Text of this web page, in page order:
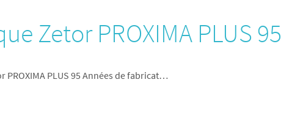
Zetor PROXIMA PLUS 95
PLUS 95 Années de fabricat…